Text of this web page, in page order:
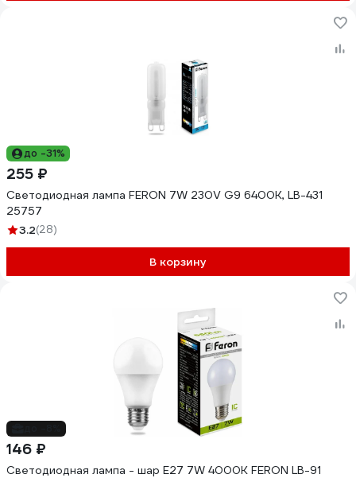
до -31%
255 ₽
Светодиодная лампа FERON 7W 230V G9 6400K, LB-431
25757
3.2(28)
В корзину
146 ₽
Светодиодная лампа - шар E27 7W 4000K FERON LB-91